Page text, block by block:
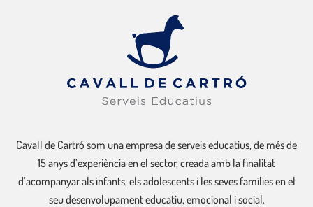
Cavall de Cartró som una empresa de serveis educatius, de més de
15 anys d’experiència en el sector, creada amb la finalitat
d’acompanyar als infants, els adolescents i les seves famílies en el
seu desenvolupament educatiu, emocional i social.